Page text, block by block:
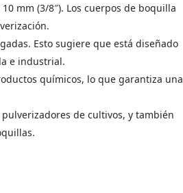
mm (3/8″). Los cuerpos de boquilla
Esto sugiere que está diseñado
e industrial.
químicos, lo que garantiza una
de cultivos, y también